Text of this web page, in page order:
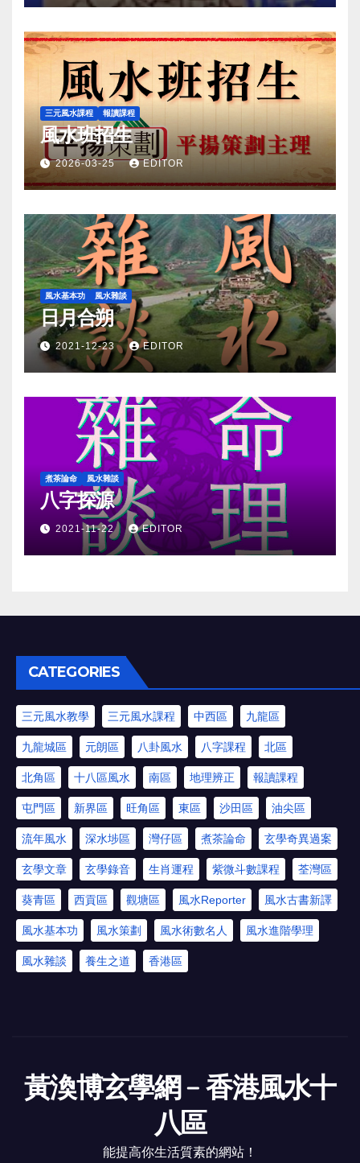
三元風水課程 報讀課程
風水班招生
2026-03-25 EDITOR
風水基本功 風水雜談
日月合朔
2021-12-23 EDITOR
煮茶論命 風水雜談
八字探源
2021-11-22 EDITOR
CATEGORIES
三元風水教學 三元風水課程 中西區 九龍區
九龍城區 元朗區 八卦風水 八字課程 北區
北角區 十八區風水 南區 地理辨正 報讀課程
屯門區 新界區 旺角區 東區 沙田區 油尖區
流年風水 深水埗區 灣仔區 煮茶論命 玄學奇異過案
玄學文章 玄學錄音 生肖運程 紫微斗數課程 荃灣區
葵青區 西貢區 觀塘區 風水Reporter 風水古書新譯
風水基本功 風水策劃 風水術數名人 風水進階學理
風水雜談 養生之道 香港區
黃渙博玄學網﹣香港風水十
八區
能提高你生活質素的網站！